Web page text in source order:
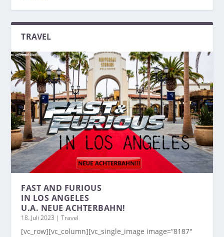
TRAVEL
FAST AND FURIOUS
IN LOS ANGELES
U.A. NEUE ACHTERBAHN!
18. Juli 2023 |Travel
[vc_row][vc_column][vc_single_image image=“8187″